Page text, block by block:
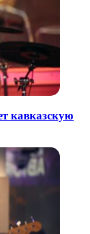
кавказскую